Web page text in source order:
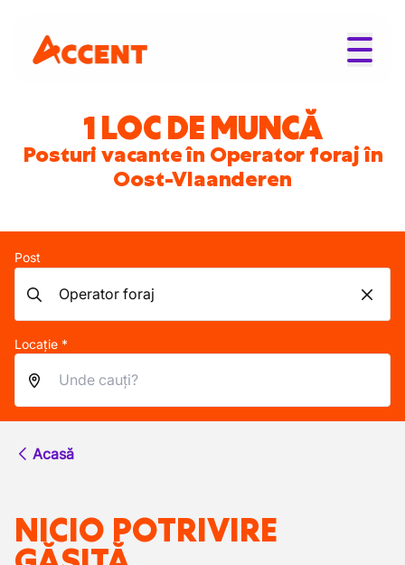
1 LOC DE MUNCĂ
Posturi vacante în Operator foraj în
Oost-Vlaanderen
Post
Locație *
Acasă
NICIO POTRIVIRE